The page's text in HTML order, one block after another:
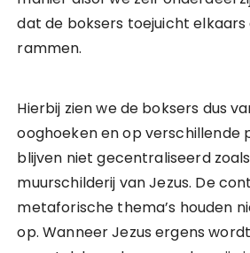
dat de boksers toejuicht
rammen.
Hierbij zien we de boksers dus
ooghoeken en op verschillende
blijven niet gecentraliseerd
muurschilderij van Jezus. De
metaforische thema’s houden
op. Wanneer Jezus ergens